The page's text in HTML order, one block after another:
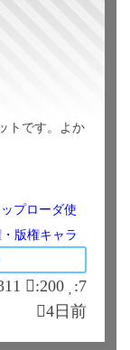
トです。よか
プローダ使
版権キャラ
:200 :7
4日前